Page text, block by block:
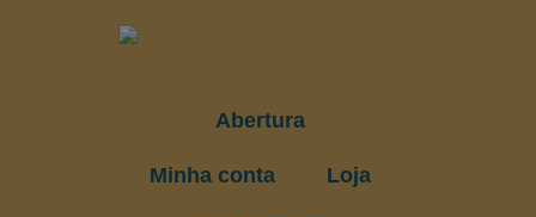
Abertura
Minha conta Loja